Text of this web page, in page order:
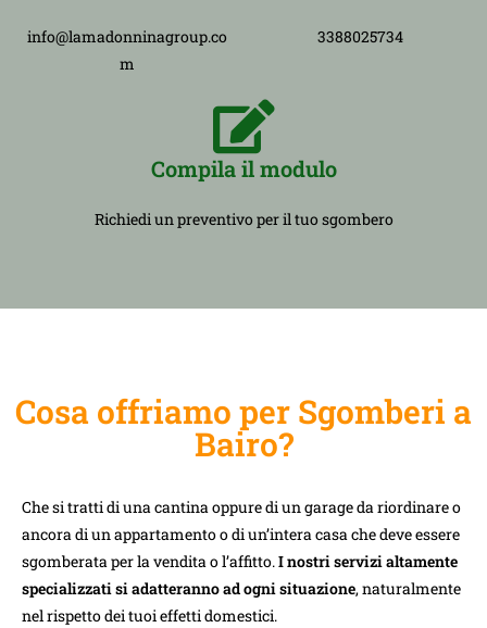
info@lamadonninagroup.co
m
3388025734
Compila il modulo
Richiedi un preventivo per il tuo sgombero
Cosa offriamo per Sgomberi a
Bairo?
Che si tratti di una cantina oppure di un garage da riordinare o
ancora di un appartamento o di un’intera casa che deve essere
sgomberata per la vendita o l’affitto.I nostri servizi altamente
specializzati si adatteranno ad ogni situazione, naturalmente
nel rispetto dei tuoi effetti domestici.